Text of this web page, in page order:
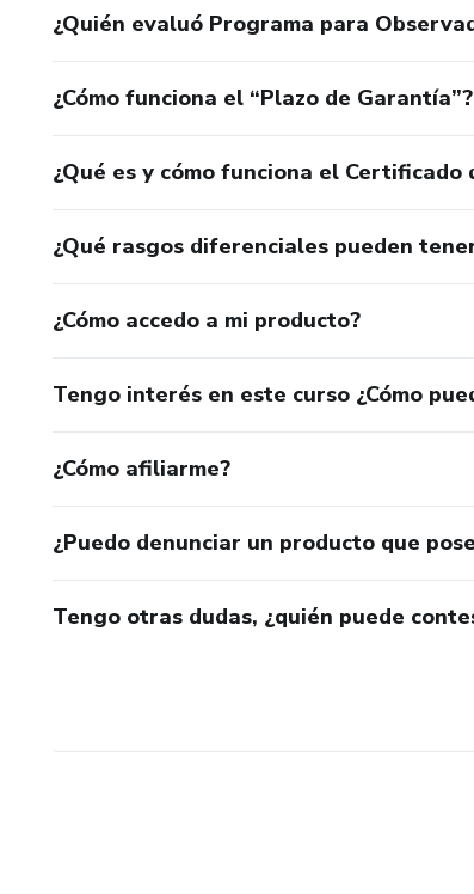
¿Quién evaluó Programa para
¿Cómo funciona el “Plazo de Garantía”?
¿Qué es y cómo funciona el Certificado
¿Qué rasgos diferenciales pueden
¿Cómo accedo a mi producto?
Tengo interés en este curso ¿Cómo
¿Cómo afiliarme?
¿Puedo denunciar un producto que
Tengo otras dudas, ¿quién puede